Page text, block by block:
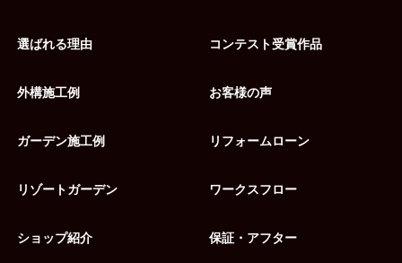
選ばれる理由
外構施工例
ガーデン施工例
リゾートガーデン
ショップ紹介
コンテスト受賞作品
お客様の声
リフォームローン
ワークスフロー
保証・アフター